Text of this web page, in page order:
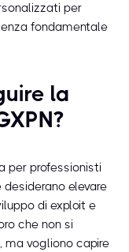
per
fondamentale
la
per professionisti
elevare
di exploit e
che non si
ma vogliono capire